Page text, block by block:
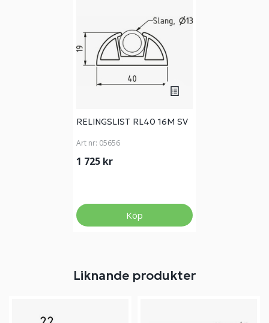
RELINGSLIST RL40 16M SV
Art nr: 05656
1 725 kr
Köp
Liknande produkter